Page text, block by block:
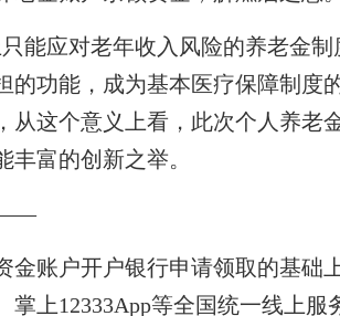
应对老年收入风险的养老金制
的功能，成为基本医疗保障制度
从这个意义上看，此次个人养老
富的创新之举。
——
账户开户银行申请领取的基础
掌上12333App等全国统一线上